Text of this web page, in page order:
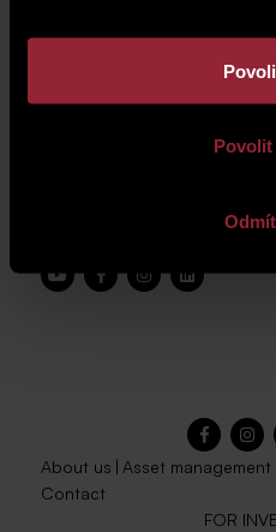
About us | Asset management
Contact
FOR